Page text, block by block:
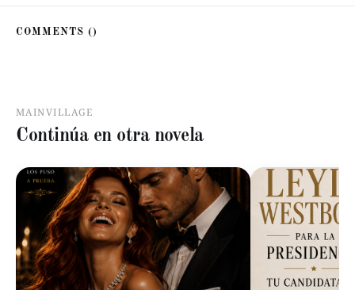
COMMENTS ()
MAINVILLAGE
Continúa en otra novela